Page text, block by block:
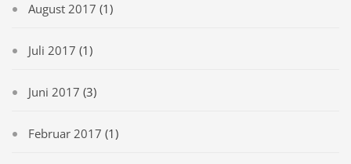
August 2017 (1)
Juli 2017 (1)
Juni 2017 (3)
Februar 2017 (1)